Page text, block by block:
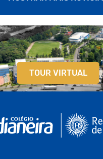
TOUR VIRTUAL